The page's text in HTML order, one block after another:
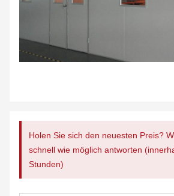
Holen Sie sich den neuesten Preis?
schnell wie möglich antworten
Stunden)